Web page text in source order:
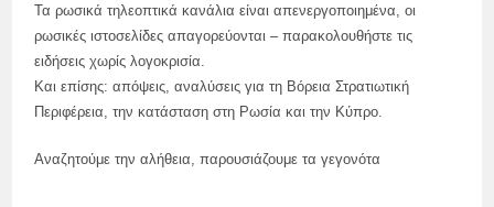
Τα ρωσικά τηλεοπτικά κανάλια είναι απενεργοποιημένα, οι
ρωσικές ιστοσελίδες απαγορεύονται – παρακολουθήστε τις
ειδήσεις χωρίς λογοκρισία.
Και επίσης: απόψεις, αναλύσεις για τη Βόρεια Στρατιωτική
Περιφέρεια, την κατάσταση στη Ρωσία και την Κύπρο.
Αναζητούμε την αλήθεια, παρουσιάζουμε τα γεγονότα